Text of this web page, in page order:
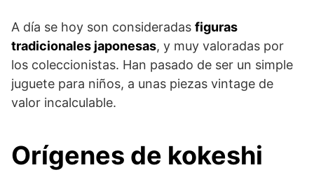
A día se hoy son consideradas figuras
tradicionales japonesas, y muy valoradas por
los coleccionistas. Han pasado de ser un simple
juguete para niños, a unas piezas vintage de
valor incalculable.
Orígenes de kokeshi